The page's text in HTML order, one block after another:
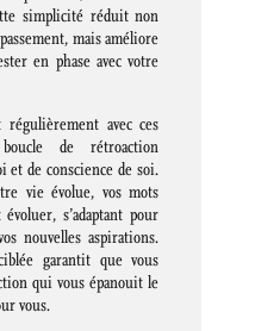
simplicité réduit non
mais améliore
en phase avec votre
avec ces
de rétroaction
et de conscience de soi.
vie évolue, vos mots
s’adaptant pour
nouvelles aspirations.
garantit que vous
qui vous épanouit le
vous.